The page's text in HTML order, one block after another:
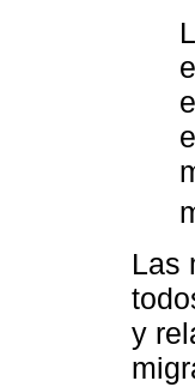
Las
y